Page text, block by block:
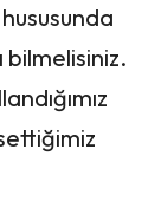
hususunda
bilmelisiniz.